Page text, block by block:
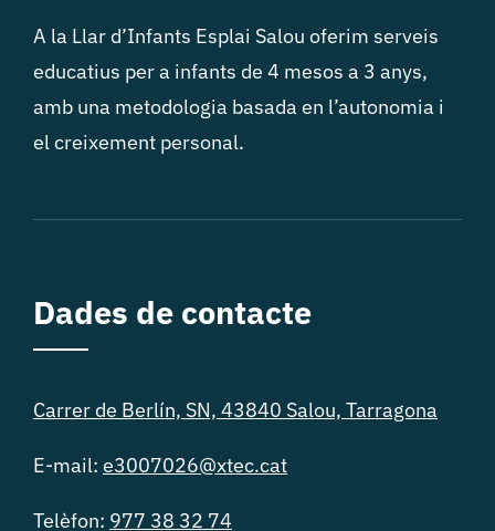
A la Llar d’Infants Esplai Salou oferim serveis
educatius per a infants de 4 mesos a 3 anys,
amb una metodologia basada en l’autonomia i
el creixement personal.
Dades de contacte
Carrer de Berlín, SN, 43840 Salou, Tarragona
E-mail: e3007026@xtec.cat
Telèfon: 977 38 32 74